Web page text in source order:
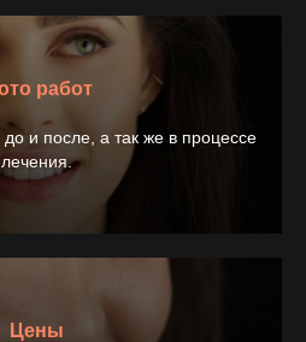
работ
и после, а так же в процессе
лечения.
Цены